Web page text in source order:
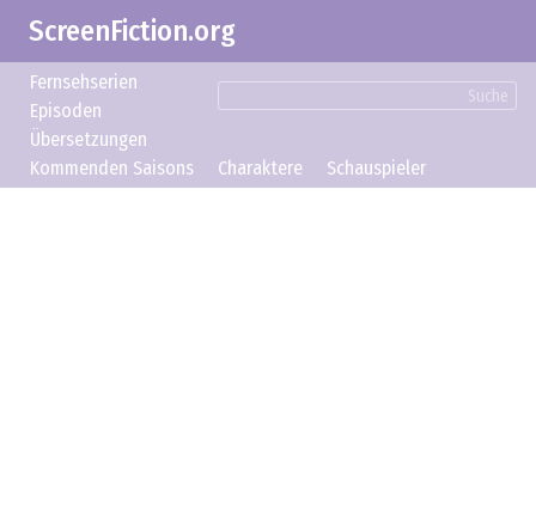
ScreenFiction.org
Suche
Fernsehserien
Episoden
Übersetzungen
Kommenden Saisons
Charaktere Schauspieler